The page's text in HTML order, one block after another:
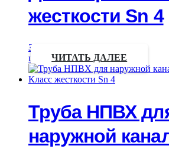
жесткости Sn 4
Запрос
цены
ЧИТАТЬ ДАЛЕЕ
Труба НПВХ
наружной